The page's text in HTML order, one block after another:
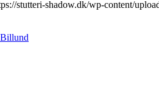
stutteri-shadow.dk/wp-content/